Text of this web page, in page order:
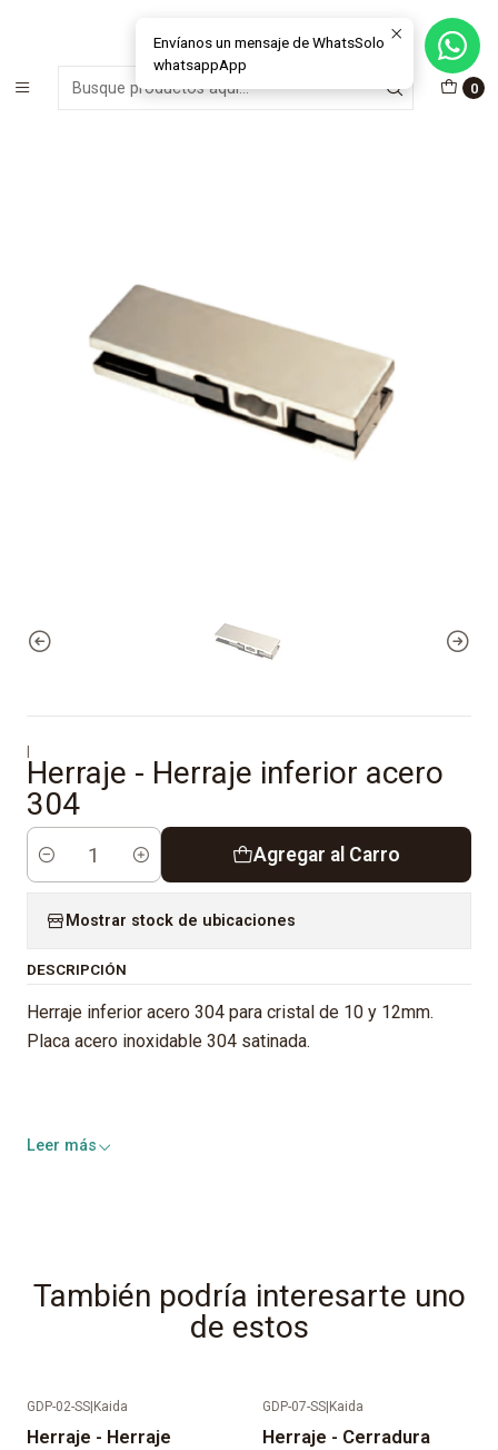
0
MÁS DE 15 AÑOS FABRICANDO E INSTALANDO SOLUCIONES DE
CRISTAL Y VENTANAS
Inicio Materiales e Insumos Cristales
Herraje - Herraje inferior acero 304
|
Herraje - Herraje inferior acero
304
Cantidad
Agregar al Carro
Mostrar stock de ubicaciones
DESCRIPCIÓN
Herraje inferior acero 304 para cristal de 10 y 12mm.
Placa acero inoxidable 304 satinada.
Leer más
También podría interesarte uno
de estos
GDP-02-SS Kaida
Herraje - Herraje
GDP-07-SS Kaida
Herraje - Cerradura
Envíanos un mensaje de WhatsSolo
whatsappApp